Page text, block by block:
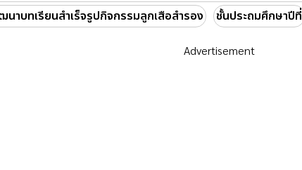
นาบทเรียนสำเร็จรูปกิจกรรมลูกเสือสำรอง ชั้นประถมศึกษาปีที่
Advertisement